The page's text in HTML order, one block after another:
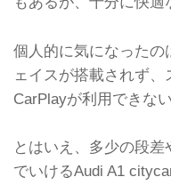
個人的に気になったの
ェイスが搭載されず
CarPlayが利用できな
とはいえ、多少の段
でいけるAudi A1